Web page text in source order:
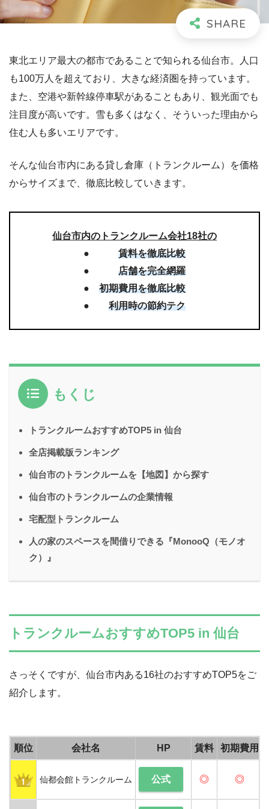
東北エリア最大の都市であることで知られる仙台市。人口
も100万人を超えており、大きな経済圏を持っています。
また、空港や新幹線停車駅があることもあり、観光面でも
注目度が高いです。雪も多くはなく、そういった理由から
住む人も多いエリアです。
そんな仙台市内にある貸し倉庫（トランクルーム）を価格
からサイズまで、徹底比較していきます。
仙台市内のトランクルーム会社18社の
● 賃料を徹底比較
● 店舗を完全網羅
● 初期費用を徹底比較
● 利用時の節約テク
もくじ
トランクルームおすすめTOP5 in 仙台
全店掲載版ランキング
仙台市のトランクルームを【地図】から探す
仙台市のトランクルームの企業情報
宅配型トランクルーム
人の家のスペースを間借りできる『MonooQ（モノオ
ク）』
トランクルームおすすめTOP5 in 仙台
さっそくですが、仙台市内ある16社のおすすめTOP5をご
紹介します。
順位 会社名 HP 賃料 初期費用
仙都会館トランクルーム 公式 ◎ ◎